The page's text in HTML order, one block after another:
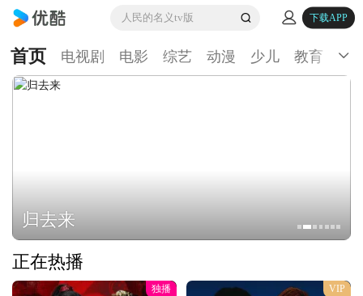
人民的名义tv版 下载APP
首页 电视剧 电影 综艺 动漫 少儿 教育 生
归去来
正在热播
独播 VIP